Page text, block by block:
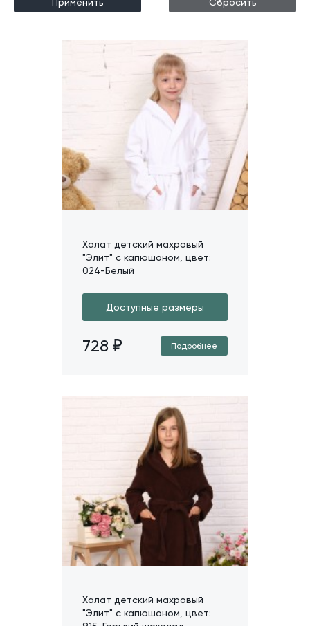
Халат детский махровый
"Элит" с капюшоном, цвет:
024-Белый
Доступные размеры
728 Подробнее
Халат детский махровый
"Элит" с капюшоном, цвет: